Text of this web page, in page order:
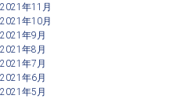
2021年11月
2021年10月
2021年9月
2021年8月
2021年7月
2021年6月
2021年5月